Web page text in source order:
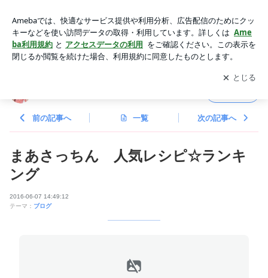
フィシャルブログ Powered by Ameba
アプリをダウンロードして ブログの更新通知
を受け取りまし
ょう。
開く
前の記事へ 一覧 次の記事へ
まあさっちん 人気レシピ☆ランキ
ング
2016-06-07 14:49:12
テーマ： ブログ